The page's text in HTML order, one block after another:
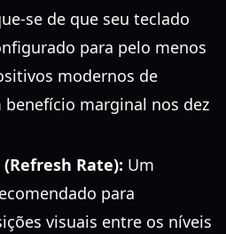
se de que seu teclado
para pelo menos
modernos de
benefício marginal nos dez
Rate): Um
para
visuais entre os níveis